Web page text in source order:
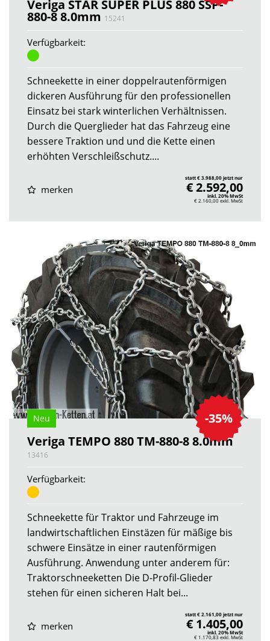
Veriga STAR SUPER PLUS 880 SSP-
880-8 8.0mm 15241
Verfügbarkeit:
Schneekette in einer doppelrautenförmigen
dickeren Ausführung für den professionellen
Einsatz bei stark winterlichen Verhältnissen.
Durch die Querglieder hat das Fahrzeug eine
bessere Traktion und und die Kette einen
erhöhten Verschleißschutz....
merken
statt € 3.988,00 jetzt nur
€ 2.592,00
inkl. 20% MwSt
€ 2.160,00exkl. MwSt
-35%
Neu
Veriga TEMPO 880 TM-880-8 8.0mm
13416
Verfügbarkeit:
Schneekette für Traktor und Fahrzeuge im
landwirtschaftlichen Einstäzen für mäßige bis
schwere Einsätze in einer rautenförmigen
Ausführung. Anwendung unter anderem für:
Traktorschneeketten Die D-Profil-Glieder
stehen für einen sicheren Halt bei...
merken
statt € 2.161,00 jetzt nur
€ 1.405,00
inkl. 20% MwSt
€ 1.170,83 exkl. MwSt